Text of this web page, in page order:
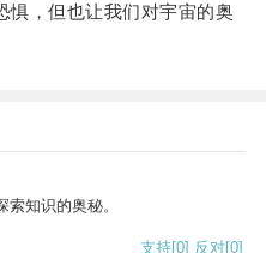
，但也让我们对宇宙的奥
知识的奥秘。
支持[0] 反对[0]